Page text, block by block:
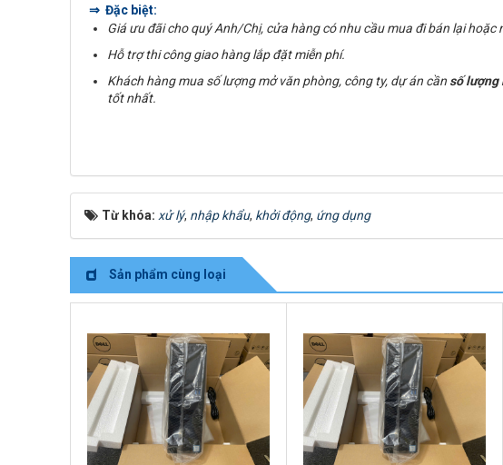
⇒ Đặc biệt:
Giá ưu đãi cho quý Anh/Chị, cửa hàng có nhu cầu mua đi bán lại hoặc
Hỗ trợ thi công giao hàng lắp đặt miễn phí.
Khách hàng mua số lượng mở văn phòng, công ty, dự án cần số lượng
tốt nhất.
Từ khóa: xử lý, nhập khẩu, khởi động, ứng dụng
Sản phẩm cùng loại